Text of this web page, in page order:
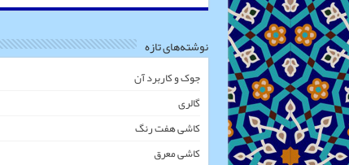
نوشته‌های تازه
جوک و کاربرد آن
گالری
کاشی هفت رنگ
کاشی معرق